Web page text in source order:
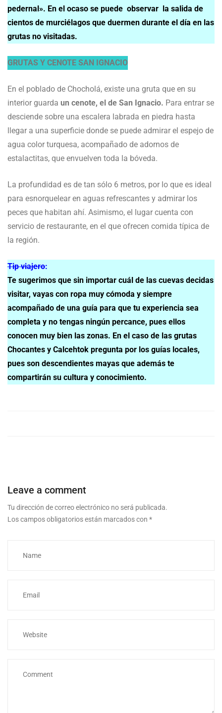
pedernal». En el ocaso se puede observar la salida de
cientos de murciélagos que duermen durante el día en las
grutas no visitadas.
GRUTAS Y CENOTE SAN IGNACIO
En el poblado de Chocholá, existe una gruta que en su
interior guarda un cenote, el de San Ignacio. Para entrar se
desciende sobre una escalera labrada en piedra hasta
llegar a una superficie donde se puede admirar el espejo de
agua color turquesa, acompañado de adornos de
estalactitas, que envuelven toda la bóveda.
La profundidad es de tan sólo 6 metros, por lo que es ideal
para esnorquelear en aguas refrescantes y admirar los
peces que habitan ahí. Asimismo, el lugar cuenta con
servicio de restaurante, en el que ofrecen comida típica de
la región.
Tip viajero:
Te sugerimos que sin importar cuál de las cuevas decidas
visitar, vayas con ropa muy cómoda y siempre
acompañado de una guía para que tu experiencia sea
completa y no tengas ningún percance, pues ellos
conocen muy bien las zonas. En el caso de las grutas
Chocantes y Calcehtok pregunta por los guías locales,
pues son descendientes mayas que además te
compartirán su cultura y conocimiento.
Leave a comment
Tu dirección de correo electrónico no será publicada.
Los campos obligatorios están marcados con *